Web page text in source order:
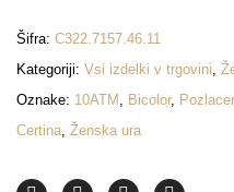
Šifra: C322.7157.46.11
Kategoriji: Vsi izdelki v trgovini,
Oznake: 10ATM , Bicolor,
Certina, Ženska ura